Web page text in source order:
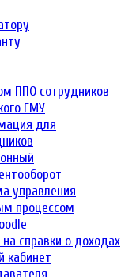
ППО сотрудников
ГМУ
для
управления
процессом
на справки о доходах
кабинет